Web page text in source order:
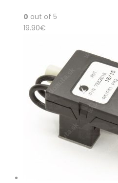
0 out of 5
19.90€